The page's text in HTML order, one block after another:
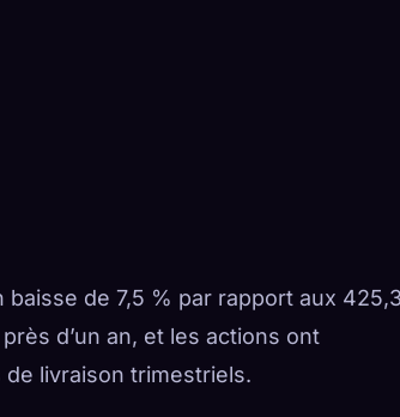
baisse de 7,5 % par rapport aux
d’un an, et les actions ont
livraison trimestriels.